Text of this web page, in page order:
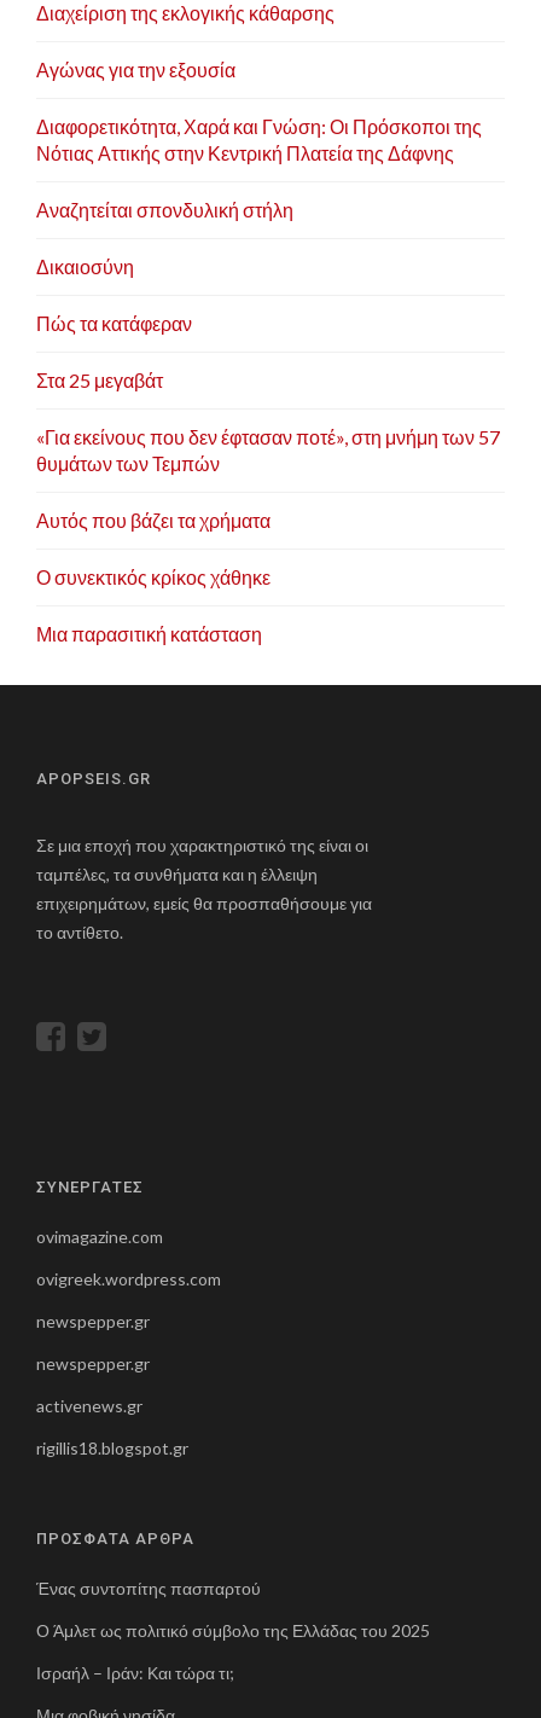
Διαχείριση της εκλογικής κάθαρσης
Αγώνας για την εξουσία
Διαφορετικότητα, Χαρά και Γνώση: Οι Πρόσκοποι της
Νότιας Αττικής στην Κεντρική Πλατεία της Δάφνης
Αναζητείται σπονδυλική στήλη
Δικαιοσύνη
Πώς τα κατάφεραν
Στα 25 μεγαβάτ
«Για εκείνους που δεν έφτασαν ποτέ», στη μνήμη των 57
θυμάτων των Τεμπών
Αυτός που βάζει τα χρήματα
Ο συνεκτικός κρίκος χάθηκε
Μια παρασιτική κατάσταση
APOPSEIS.GR
Σε μια εποχή που χαρακτηριστικό της είναι οι
ταμπέλες, τα συνθήματα και η έλλειψη
επιχειρημάτων, εμείς θα προσπαθήσουμε για
το αντίθετο.
ΣΥΝΕΡΓΑΤΕΣ
ovimagazine.com
ovigreek.wordpress.com
newspepper.gr
newspepper.gr
activenews.gr
rigillis18.blogspot.gr
ΠΡΟΣΦΑΤΑ ΑΡΘΡΑ
Ένας συντοπίτης πασπαρτού
Ο Άμλετ ως πολιτικό σύμβολο της Ελλάδας του 2025
Ισραήλ – Ιράν: Και τώρα τι;